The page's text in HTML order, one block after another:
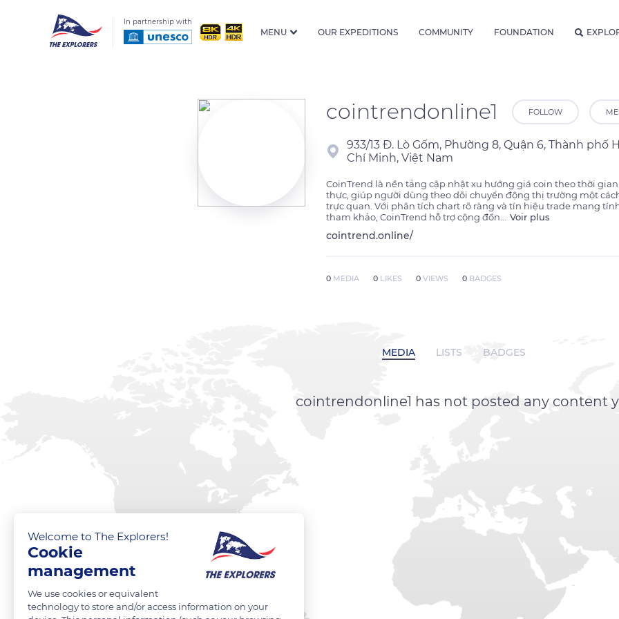
In partnership with
MENU OUR EXPEDITIONS COMMUNITY FOUNDATION
cointrendonline1 FOLLOW
933/13 Đ. Lò Gốm, Phường 8, Quận 6, Thành phố
Chí Minh, Việt Nam
CoinTrend là nền tảng cập nhật xu hướng giá coin theo thời gian
thực, giúp người dùng theo dõi chuyển động thị trường một
trực quan. Với phân tích chart rõ ràng và tín hiệu trade mang
tham khảo, CoinTrend hỗ trợ cộng đồn
Voir plus
cointrend.online/
0 MEDIA 0 LIKES 0 VIEWS 0 BADGES
MEDIA LISTS BADGES
cointrendonline1 has not posted any content
Welcome to The Explorers!
Cookie
management
We use cookies or equivalent
technology to store and/or access information on your